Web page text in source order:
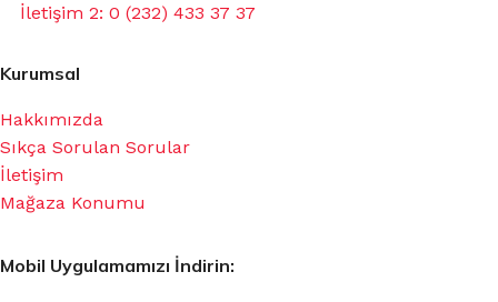
İletişim 2: 0 (232) 433 37 37
Kurumsal
Hakkımızda
Sıkça Sorulan Sorular
İletişim
Mağaza Konumu
Mobil Uygulamamızı İndirin: